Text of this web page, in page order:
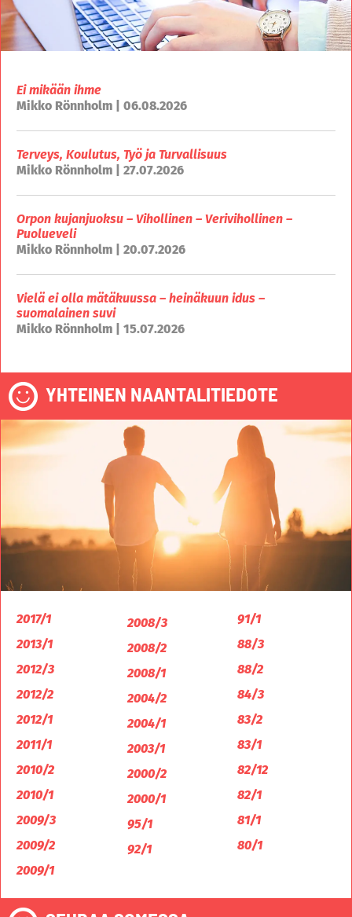
Ei mikään ihme
Mikko Rönnholm | 06.08.2026
Terveys, Koulutus, Työ ja Turvallisuus
Mikko Rönnholm | 27.07.2026
Orpon kujanjuoksu – Vihollinen – Verivihollinen –
Puolueveli
Mikko Rönnholm | 20.07.2026
Vielä ei olla mätäkuussa – heinäkuun idus –
suomalainen suvi
Mikko Rönnholm | 15.07.2026
YHTEINEN NAANTALITIEDOTE
2017/1
2013/1
2012/3
2012/2
2012/1
2011/1
2010/2
2010/1
2009/3
2009/2
2009/1
2008/3
2008/2
2008/1
2004/2
2004/1
2003/1
2000/2
2000/1
95/1
92/1
91/1
88/3
88/2
84/3
83/2
83/1
82/12
82/1
81/1
80/1